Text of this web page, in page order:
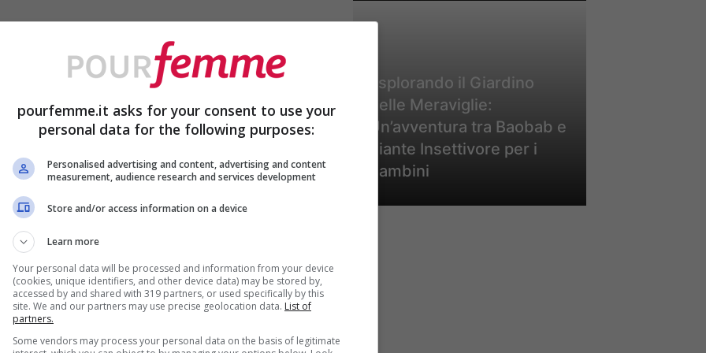
serve conoscere le giuste strategie: tra
accorgimenti si possono tagliare i costi
è solo questione di fortuna, ma di
come risparmiare sui biglietti aereisenza
per questo conoscere alcune
Dalla scelta del momento giusto per
di confronto, ogni dettaglio può fare la
base a diversi fattori, tra cui domanda,
Esplorando il Giardino
delle Meraviglie:
Un’avventura tra Baobab e
Piante Insettivore per i
Bambini
pourfemme.it asks for your consent to use your
personal data for the following purposes:
Personalised advertising and content, advertising and content
measurement, audience research and services development
Store and/or access information on a device
Learn more
Your personal data will be processed and information from your device
(cookies, unique identifiers, and other device data) may be stored by,
accessed by and shared with 319 partners, or used specifically by this
site. We and our partners may use precise geolocation data. List of
partners.
Some vendors may process your personal data on the basis of legitimate